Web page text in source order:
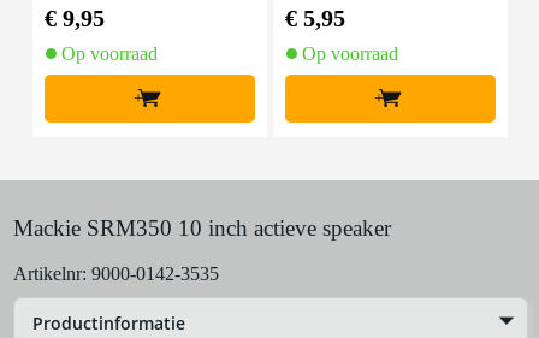
€ 9,95
Op voorraad
+
€ 5,95
Op voorraad
+
Mackie SRM350 10 inch actieve speaker
Artikelnr: 9000-0142-3535
Productinformatie